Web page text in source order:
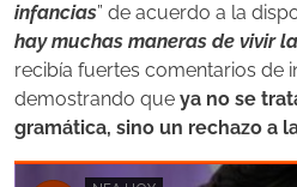
infancias” de acuerdo a la
hay muchas maneras de vivir
recibía fuertes comentarios de
demostrando que ya no se
gramática, sino un rechazo a